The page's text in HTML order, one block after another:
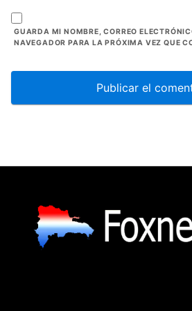
GUARDA MI NOMBRE, CORREO
NAVEGADOR PARA LA PRÓXIMA VEZ QUE